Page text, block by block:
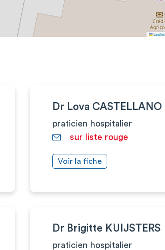
Leaflet
Dr Lova CASTELLANO
praticien hospitalier
sur liste rouge
Voir la fiche
Dr Brigitte KUIJSTERS
praticien hospitalier